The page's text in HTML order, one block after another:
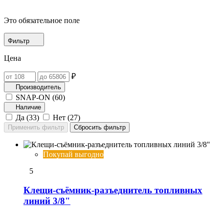
Это обязательное поле
Фильтр
Цена
₽
Производитель
SNAP-ON (60)
Наличие
Да (33) Нет (27)
Покупай выгодно
5
Клещи-съёмник-разъеднитель топливных
линий 3/8"